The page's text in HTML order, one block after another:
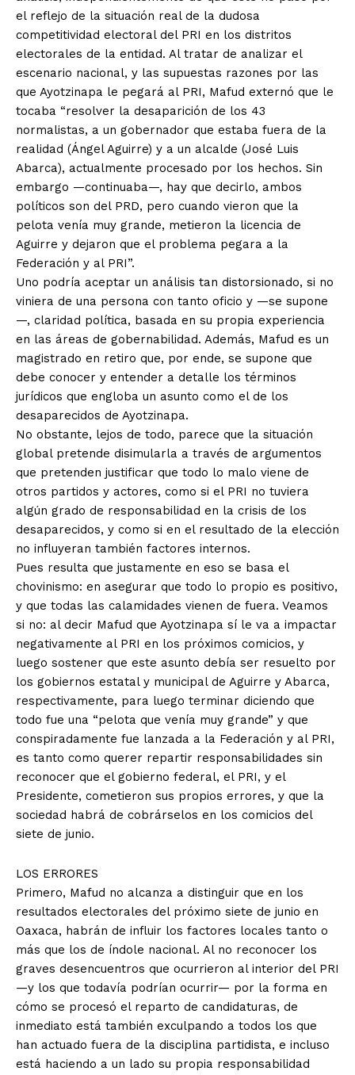
el reflejo de la situación real de la dudosa
competitividad electoral del PRI en los distritos
electorales de la entidad. Al tratar de analizar el
escenario nacional, y las supuestas razones por las
que Ayotzinapa le pegará al PRI, Mafud externó que le
tocaba “resolver la desaparición de los 43
normalistas, a un gobernador que estaba fuera de la
realidad (Ángel Aguirre) y a un alcalde (José Luis
Abarca), actualmente procesado por los hechos. Sin
embargo —continuaba—, hay que decirlo, ambos
políticos son del PRD, pero cuando vieron que la
pelota venía muy grande, metieron la licencia de
Aguirre y dejaron que el problema pegara a la
Federación y al PRI”.
Uno podría aceptar un análisis tan distorsionado, si no
viniera de una persona con tanto oficio y —se supone
—, claridad política, basada en su propia experiencia
en las áreas de gobernabilidad. Además, Mafud es un
magistrado en retiro que, por ende, se supone que
debe conocer y entender a detalle los términos
jurídicos que engloba un asunto como el de los
desaparecidos de Ayotzinapa.
No obstante, lejos de todo, parece que la situación
global pretende disimularla a través de argumentos
que pretenden justificar que todo lo malo viene de
otros partidos y actores, como si el PRI no tuviera
algún grado de responsabilidad en la crisis de los
desaparecidos, y como si en el resultado de la elección
no influyeran también factores internos.
Pues resulta que justamente en eso se basa el
chovinismo: en asegurar que todo lo propio es positivo,
y que todas las calamidades vienen de fuera. Veamos
si no: al decir Mafud que Ayotzinapa sí le va a impactar
negativamente al PRI en los próximos comicios, y
luego sostener que este asunto debía ser resuelto por
los gobiernos estatal y municipal de Aguirre y Abarca,
respectivamente, para luego terminar diciendo que
todo fue una “pelota que venía muy grande” y que
conspiradamente fue lanzada a la Federación y al PRI,
es tanto como querer repartir responsabilidades sin
reconocer que el gobierno federal, el PRI, y el
Presidente, cometieron sus propios errores, y que la
sociedad habrá de cobrárselos en los comicios del
siete de junio.
LOS ERRORES
Primero, Mafud no alcanza a distinguir que en los
resultados electorales del próximo siete de junio en
Oaxaca, habrán de influir los factores locales tanto o
más que los de índole nacional. Al no reconocer los
graves desencuentros que ocurrieron al interior del PRI
—y los que todavía podrían ocurrir— por la forma en
cómo se procesó el reparto de candidaturas, de
inmediato está también exculpando a todos los que
han actuado fuera de la disciplina partidista, e incluso
está haciendo a un lado su propia responsabilidad